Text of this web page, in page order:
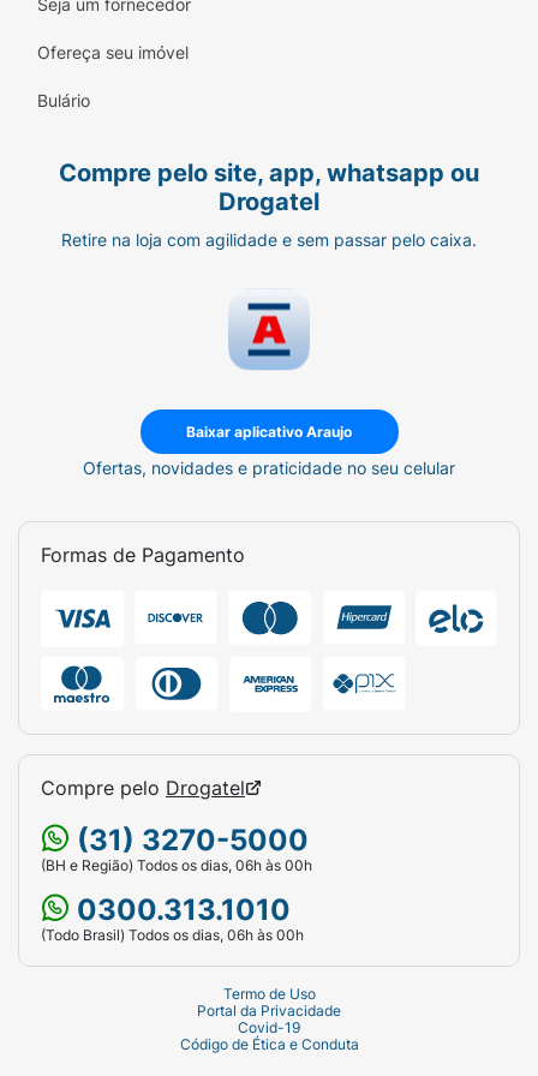
CEVADA E AVEIA. CONTÉM LACTOSE.
Modo de preparo:
ml de leite integral, adicione 2 colheres de
Modo de Conservação:Armazenar a lata
tampada e consumir o produto em até 30
o transporte este produto pode se
compactar. No entanto, seu volume e
conteúdo correspondem ao peso líquido
Seja um fornecedor
Ofereça seu imóvel
Bulário
Compre pelo site, app, whatsapp ou
Drogatel
Retire na loja com agilidade e sem passar pelo caixa.
Baixar aplicativo Araujo
Ofertas, novidades e praticidade no seu celular
Formas de Pagamento
Compre pelo Drogatel
(31) 3270-5000
(BH e Região) Todos os dias, 06h às 00h
0300.313.1010
(Todo Brasil) Todos os dias, 06h às 00h
Termo de Uso
Portal da Privacidade
Covid-19
Código de Ética e Conduta